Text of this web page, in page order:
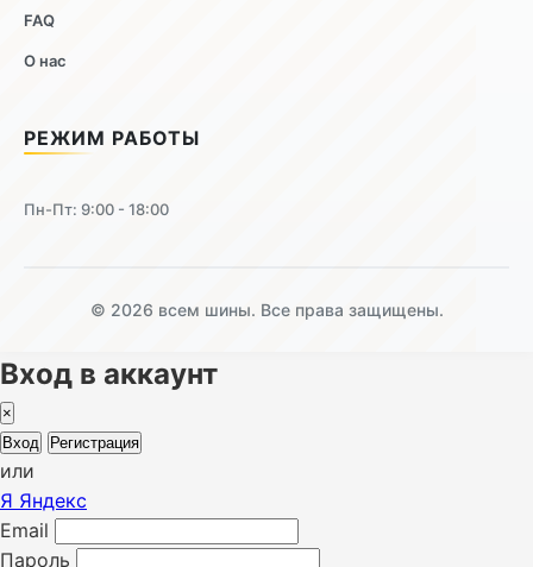
FAQ
О нас
РЕЖИМ РАБОТЫ
Пн-Пт: 9:00 - 18:00
© 2026 всем шины. Все права защищены.
Вход в аккаунт
×
Вход
Регистрация
или
Я Яндекс
Email
Пароль